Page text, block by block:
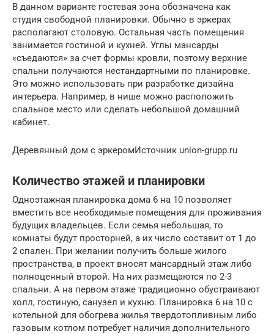
В данном варианте гостевая зона обозначена как
студия свободной планировки. Обычно в эркерах
располагают столовую. Остальная часть помещения
занимается гостиной и кухней. Углы мансарды
«съедаются» за счет формы кровли, поэтому верхние
спальни получаются нестандартными по планировке.
Это можно использовать при разработке дизайна
интерьера. Например, в нише можно расположить
спальное место или сделать небольшой домашний
кабинет.
Деревянный дом с эркеромИсточник union-grupp.ru
Количество этажей и планировки
Одноэтажная планировка дома 6 на 10 позволяет
вместить все необходимые помещения для проживания
будущих владельцев. Если семья небольшая, то
комнаты будут просторней, а их число составит от 1 до
2 спален. При желании получить больше жилого
пространства, в проект вносят мансардный этаж либо
полноценный второй. На них размещаются по 2-3
спальни. А на первом этаже традиционно обустраивают
холл, гостиную, санузел и кухню. Планировка 6 на 10 с
котельной для обогрева жилья твердотопливным либо
газовым котлом потребует наличия дополнительного